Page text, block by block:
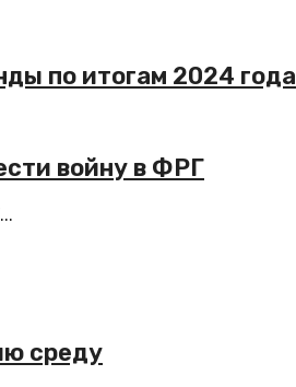
по итогам 2024 года
войну в ФРГ
среду